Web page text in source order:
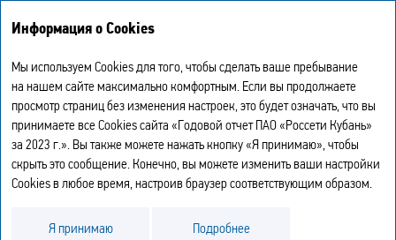
СОВЕТ ДИРЕКТОРОВ
Совет директоров — коллегиальный орган
управления, осуществляющий общее руководство
деятельностью Компании, определяющий
исполнительных органов Общества,
Информация о Cookies
Мы используем Cookies для того, чтобы сделать ваше пребывание
на нашем сайте максимально комфортным. Если вы продолжаете
просмотр страниц без изменения настроек, это будет означать, что вы
принимаете все Cookies сайта «Годовой отчет ПАО «Россети Кубань»
за 2023 г.». Вы также можете нажать кнопку «Я принимаю», чтобы
скрыть это сообщение. Конечно, вы можете изменить ваши настройки
Cookies в любое время, настроив браузер соответствующим образом.
Я принимаю Подробнее